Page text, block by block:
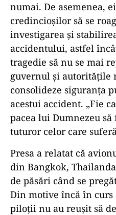
numai. De asemenea,
credincioșilor să se
investigarea și
accidentului, astfel
tragedie să nu se mai
guvernul și autoritățile
consolideze siguranța
acestui accident. „Fie
pacea lui Dumnezeu să
tuturor celor care
Presa a relatat că
din Bangkok,
de păsări când se
Din motive încă în curs
piloții nu au reușit să